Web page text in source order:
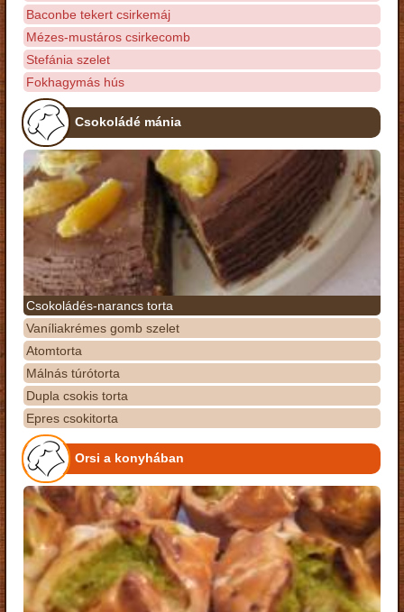
Baconbe tekert csirkemáj
Mézes-mustáros csirkecomb
Stefánia szelet
Fokhagymás hús
Csokoládé mánia
Csokoládés-narancs torta
Vaníliakrémes gomb szelet
Atomtorta
Málnás túrótorta
Dupla csokis torta
Epres csokitorta
Orsi a konyhában